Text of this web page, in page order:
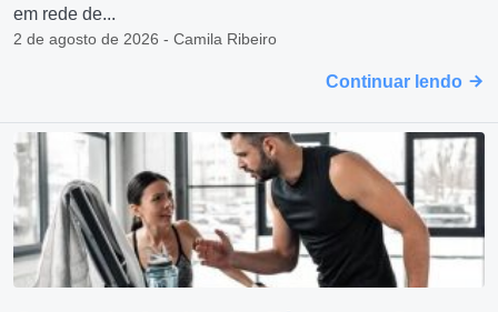
em rede de...
2 de agosto de 2026 - Camila Ribeiro
Continuar lendo